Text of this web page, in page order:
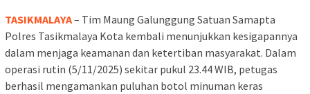
TASIKMALAYA– Tim Maung Galunggung Satuan Samapta
Polres Tasikmalaya Kota kembali menunjukkan kesigapannya
dalam menjaga keamanan dan ketertiban masyarakat. Dalam
operasi rutin (5/11/2025) sekitar pukul 23.44 WIB, petugas
berhasil mengamankan puluhan botol minuman keras